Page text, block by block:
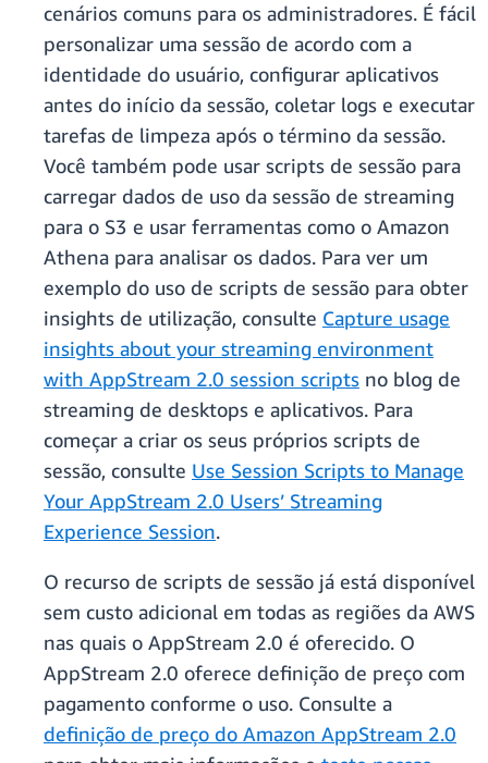
cenários comuns para os administradores. É fácil
personalizar uma sessão de acordo com a
identidade do usuário, configurar aplicativos
antes do início da sessão, coletar logs e executar
tarefas de limpeza após o término da sessão.
Você também pode usar scripts de sessão para
carregar dados de uso da sessão de streaming
para o S3 e usar ferramentas como o Amazon
Athena para analisar os dados. Para ver um
exemplo do uso de scripts de sessão para obter
insights de utilização, consulte Capture usage
insights about your streaming environment
with AppStream 2.0 session scripts no blog de
streaming de desktops e aplicativos. Para
começar a criar os seus próprios scripts de
sessão, consulte Use Session Scripts to Manage
Your AppStream 2.0 Users’ Streaming
Experience Session.
O recurso de scripts de sessão já está disponível
sem custo adicional em todas as regiões da AWS
nas quais o AppStream 2.0 é oferecido. O
AppStream 2.0 oferece definição de preço com
pagamento conforme o uso. Consulte a
definição de preço do Amazon AppStream 2.0